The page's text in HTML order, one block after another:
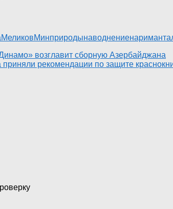
МеликовМинприродынаводнениенариман
возглавит сборную Азербайджана
рекомендации по защите